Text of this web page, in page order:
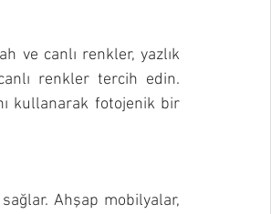
ve canlı renkler, yazlık
renkler tercih edin.
kullanarak fotojenik bir
Ahşap mobilyalar,